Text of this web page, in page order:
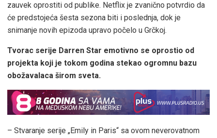
zauvek oprostiti od publike. Netflix je zvanično potvrdio da
će predstojeća šesta sezona biti i poslednja, dok je
snimanje novih epizoda upravo počelo u Grčkoj.
Tvorac serije Darren Star emotivno se oprostio od
projekta koji je tokom godina stekao ogromnu bazu
obožavalaca širom sveta.
– Stvaranje serije „Emily in Paris“ sa ovom neverovatnom